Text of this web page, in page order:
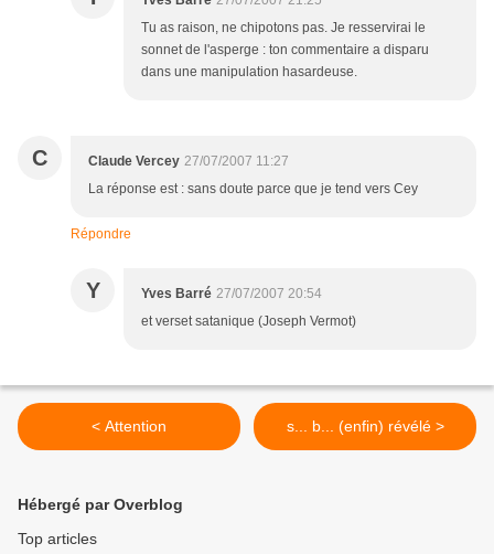
Tu as raison, ne chipotons pas. Je resservirai le
sonnet de l'asperge : ton commentaire a disparu
dans une manipulation hasardeuse.
C Claude Vercey 27/07/2007 11:27
La réponse est : sans doute parce que je tend vers Cey
Répondre
Y Yves Barré 27/07/2007 20:54
et verset satanique (Joseph Vermot)
< Attention s... b... (enfin) révélé >
Hébergé par Overblog
Top articles